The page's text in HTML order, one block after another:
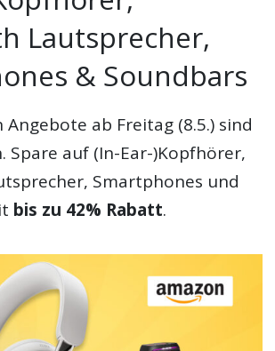
Lautsprecher,
& Soundbars
Angebote ab Freitag (8.5.) sind
Spare auf (In-Ear-)Kopfhörer,
Smartphones und
bis zu 42% Rabatt.